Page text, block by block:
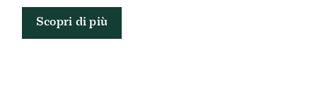
Scopri di più